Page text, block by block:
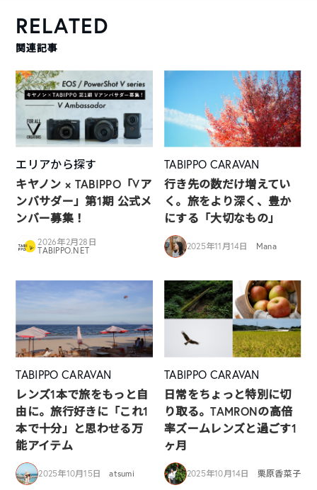
RELATED
関連記事
エリアから探す
キヤノン × TABIPPO「Vア
ンバサダー」第1期 公式メ
ンバー募集！
2026年2月28日
TABIPPO.NET
TABIPPO CARAVAN
行き先の数だけ増えてい
く。旅をより深く、豊か
にする「大切なもの」
2025年11月14日 Mana
TABIPPO CARAVAN
レンズ1本で旅をもっと自
由に。旅行好きに「これ1
本で十分」と思わせる万
能アイテム
2025年10月15日 atsumi
TABIPPO CARAVAN
日常をちょっと特別に切
り取る。TAMRONの高倍
率ズームレンズと過ごす1
ヶ月
2025年10月14日 栗原香菜子